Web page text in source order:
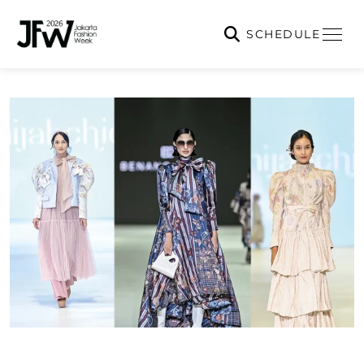
SCHEDULE